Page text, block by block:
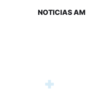
NOTICIAS AM